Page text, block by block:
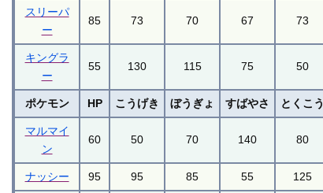
スリーパ
ー
85 73 70 67 73
キングラ
ー
55 130 115 75 50
ポケモン HP こうげき ぼうぎょ すばやさ とくこう
マルマイ
ン
60 50 70 140 80
ナッシー 95 95 85 55 125